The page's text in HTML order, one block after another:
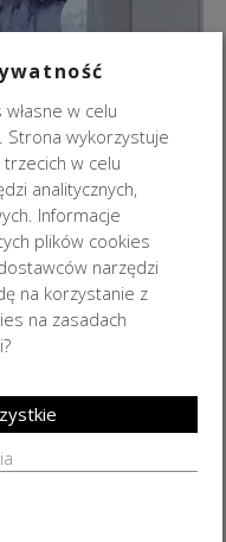
w celu
Strona wykorzystuje
w celu
analitycznych,
Informacje
plików cookies
narzędzi
na korzystanie z
na zasadach